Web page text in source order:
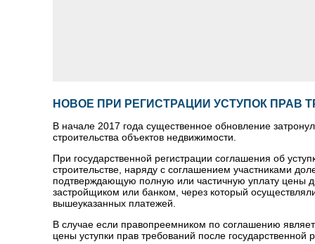
НОВОЕ ПРИ РЕГИСТРАЦИИ УСТУПОК ПРАВ
В начале 2017 года существенное обновление
строительства объектов недвижимости.
При государственной регистрации соглашения об
строительстве, наряду с соглашением участниками
подтверждающую полную или частичную уплату цены
застройщиком или банком, через который
вышеуказанных платежей.
В случае если правопреемником по соглашению
цены уступки прав требований после государственной